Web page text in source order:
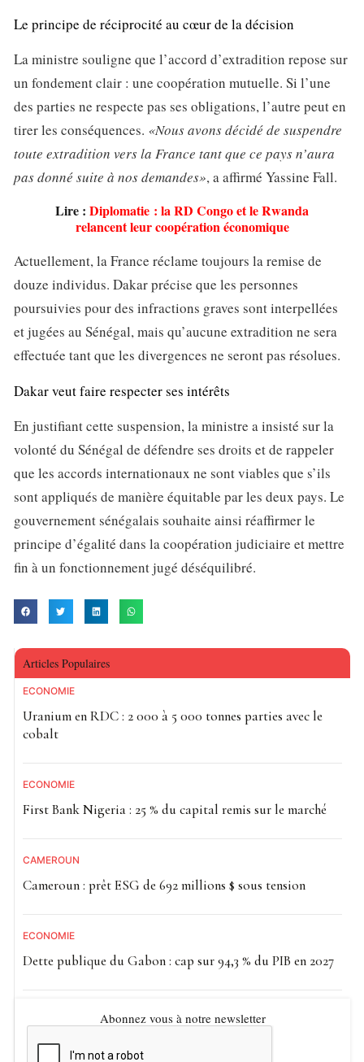
Le principe de réciprocité au cœur de la décision
La ministre souligne que l’accord d’extradition repose sur
un fondement clair : une coopération mutuelle. Si l’une
des parties ne respecte pas ses obligations, l’autre peut en
tirer les conséquences. «Nous avons décidé de suspendre
toute extradition vers la France tant que ce pays n’aura
pas donné suite à nos demandes», a affirmé Yassine Fall.
Lire : Diplomatie : la RD Congo et le Rwanda
relancent leur coopération économique
Actuellement, la France réclame toujours la remise de
douze individus. Dakar précise que les personnes
poursuivies pour des infractions graves sont interpellées
et jugées au Sénégal, mais qu’aucune extradition ne sera
effectuée tant que les divergences ne seront pas résolues.
Dakar veut faire respecter ses intérêts
En justifiant cette suspension, la ministre a insisté sur la
volonté du Sénégal de défendre ses droits et de rappeler
que les accords internationaux ne sont viables que s’ils
sont appliqués de manière équitable par les deux pays. Le
gouvernement sénégalais souhaite ainsi réaffirmer le
principe d’égalité dans la coopération judiciaire et mettre
fin à un fonctionnement jugé déséquilibré.
Articles Populaires
ECONOMIE
Uranium en RDC : 2 000 à 5 000 tonnes parties avec le
cobalt
ECONOMIE
First Bank Nigeria : 25 % du capital remis sur le marché
CAMEROUN
Cameroun : prêt ESG de 692 millions $ sous tension
ECONOMIE
Dette publique du Gabon : cap sur 94,3 % du PIB en 2027
Abonnez vous à notre newsletter